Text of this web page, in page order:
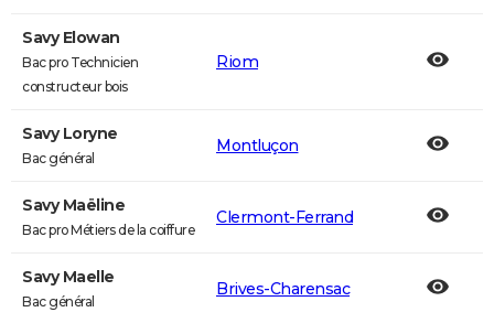
Savy Elowan
Bac pro Technicien
constructeur bois
Riom
Savy Loryne
Bac général
Montluçon
Savy Maëline
Bac pro Métiers de la coiffure
Clermont-Ferrand
Savy Maelle
Bac général
Brives-Charensac